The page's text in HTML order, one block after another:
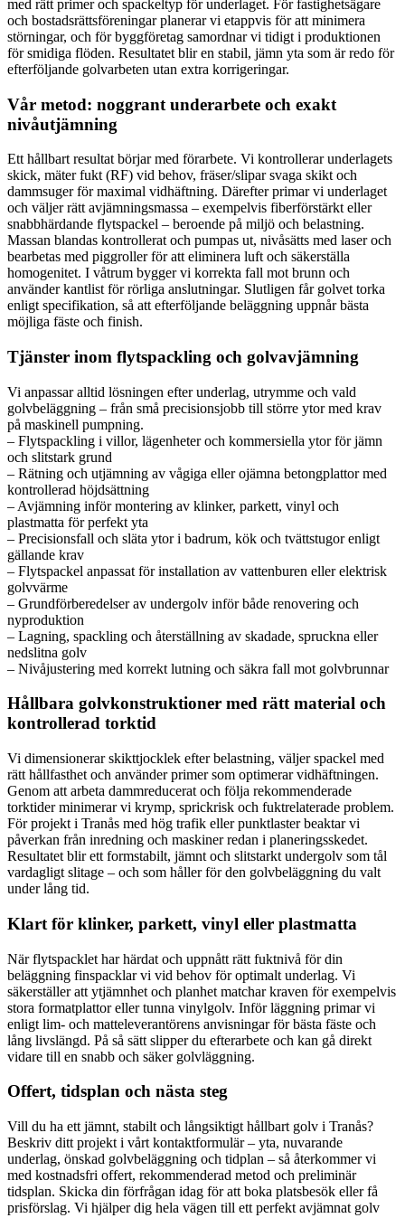
med rätt primer och spackeltyp för underlaget. För fastighetsägare
och bostadsrättsföreningar planerar vi etappvis för att minimera
störningar, och för byggföretag samordnar vi tidigt i produktionen
för smidiga flöden. Resultatet blir en stabil, jämn yta som är redo för
efterföljande golvarbeten utan extra korrigeringar.
Vår metod: noggrant underarbete och exakt
nivåutjämning
Ett hållbart resultat börjar med förarbete. Vi kontrollerar underlagets
skick, mäter fukt (RF) vid behov, fräser/slipar svaga skikt och
dammsuger för maximal vidhäftning. Därefter primar vi underlaget
och väljer rätt avjämningsmassa – exempelvis fiberförstärkt eller
snabbhärdande flytspackel – beroende på miljö och belastning.
Massan blandas kontrollerat och pumpas ut, nivåsätts med laser och
bearbetas med piggroller för att eliminera luft och säkerställa
homogenitet. I våtrum bygger vi korrekta fall mot brunn och
använder kantlist för rörliga anslutningar. Slutligen får golvet torka
enligt specifikation, så att efterföljande beläggning uppnår bästa
möjliga fäste och finish.
Tjänster inom flytspackling och golvavjämning
Vi anpassar alltid lösningen efter underlag, utrymme och vald
golvbeläggning – från små precisionsjobb till större ytor med krav
på maskinell pumpning.
– Flytspackling i villor, lägenheter och kommersiella ytor för jämn
och slitstark grund
– Rätning och utjämning av vågiga eller ojämna betongplattor med
kontrollerad höjdsättning
– Avjämning inför montering av klinker, parkett, vinyl och
plastmatta för perfekt yta
– Precisionsfall och släta ytor i badrum, kök och tvättstugor enligt
gällande krav
– Flytspackel anpassat för installation av vattenburen eller elektrisk
golvvärme
– Grundförberedelser av undergolv inför både renovering och
nyproduktion
– Lagning, spackling och återställning av skadade, spruckna eller
nedslitna golv
– Nivåjustering med korrekt lutning och säkra fall mot golvbrunnar
Hållbara golvkonstruktioner med rätt material och
kontrollerad torktid
Vi dimensionerar skikttjocklek efter belastning, väljer spackel med
rätt hållfasthet och använder primer som optimerar vidhäftningen.
Genom att arbeta dammreducerat och följa rekommenderade
torktider minimerar vi krymp, sprickrisk och fuktrelaterade problem.
För projekt i Tranås med hög trafik eller punktlaster beaktar vi
påverkan från inredning och maskiner redan i planeringsskedet.
Resultatet blir ett formstabilt, jämnt och slitstarkt undergolv som tål
vardagligt slitage – och som håller för den golvbeläggning du valt
under lång tid.
Klart för klinker, parkett, vinyl eller plastmatta
När flytspacklet har härdat och uppnått rätt fuktnivå för din
beläggning finspacklar vi vid behov för optimalt underlag. Vi
säkerställer att ytjämnhet och planhet matchar kraven för exempelvis
stora formatplattor eller tunna vinylgolv. Inför läggning primar vi
enligt lim- och matteleverantörens anvisningar för bästa fäste och
lång livslängd. På så sätt slipper du efterarbete och kan gå direkt
vidare till en snabb och säker golvläggning.
Offert, tidsplan och nästa steg
Vill du ha ett jämnt, stabilt och långsiktigt hållbart golv i Tranås?
Beskriv ditt projekt i vårt kontaktformulär – yta, nuvarande
underlag, önskad golvbeläggning och tidplan – så återkommer vi
med kostnadsfri offert, rekommenderad metod och preliminär
tidsplan. Skicka din förfrågan idag för att boka platsbesök eller få
prisförslag. Vi hjälper dig hela vägen till ett perfekt avjämnat golv